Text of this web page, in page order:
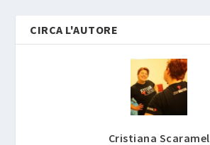
CIRCA L'AUTORE
Cristiana Scaramel